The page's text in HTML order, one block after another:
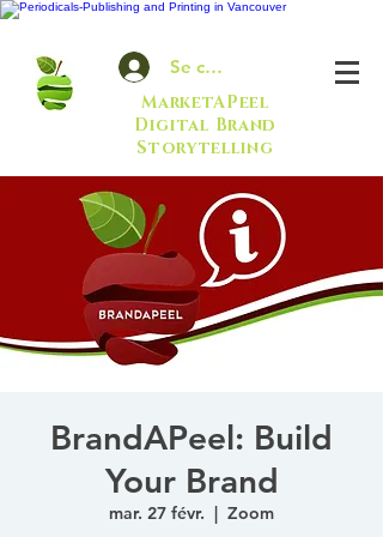
Se connecter
MarketAPeel
Digital Brand
Storytelling
BrandAPeel: Build
Your Brand
mar. 27 févr.
  |
Zoom